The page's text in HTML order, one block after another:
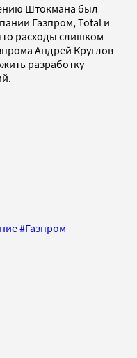
Штокмана был
Газпром, Total и
расходы слишком
Андрей Круглов
разработку
#Газпром